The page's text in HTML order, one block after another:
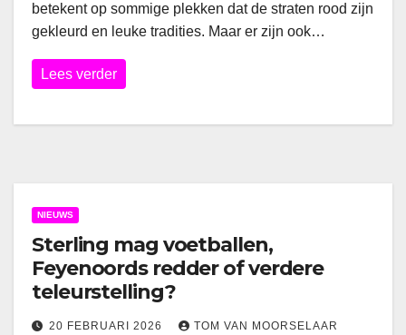
betekent op sommige plekken dat de straten rood zijn
gekleurd en leuke tradities. Maar er zijn ook…
Lees verder
NIEUWS
Sterling mag voetballen,
Feyenoords redder of verdere
teleurstelling?
20 FEBRUARI 2026 TOM VAN MOORSELAAR